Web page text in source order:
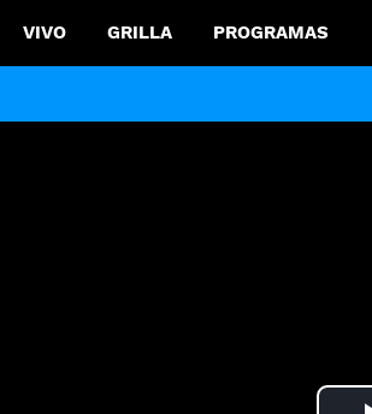
VIVO GRILLA PROGRAMAS